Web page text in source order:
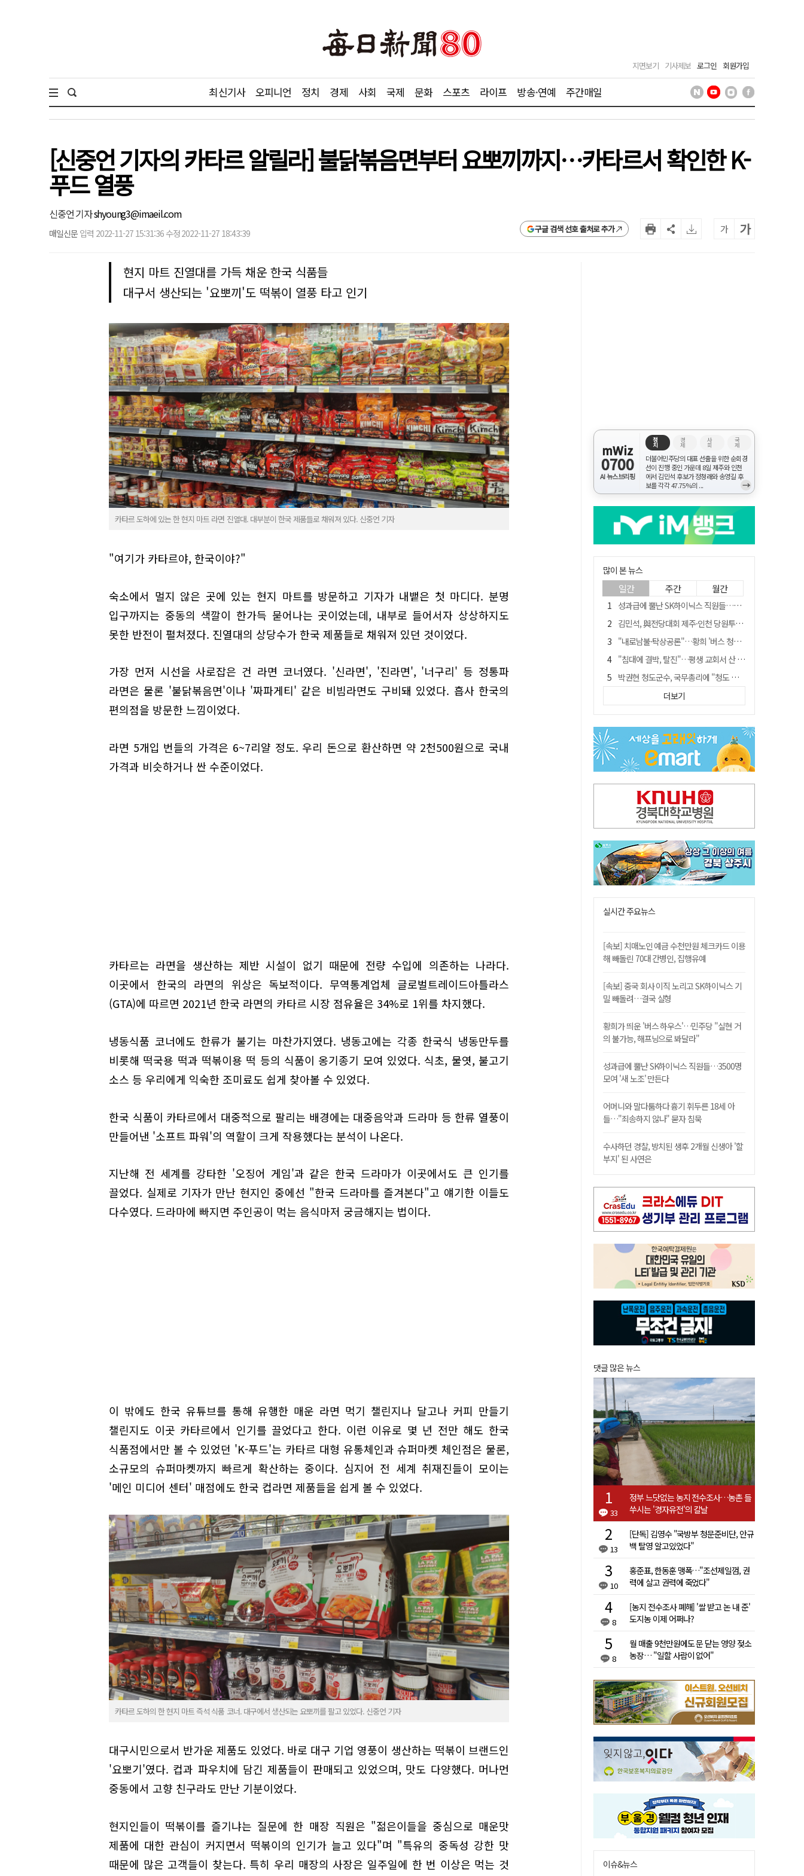
지면보기 기사제보 로그인 회원가입
최신기사 오피니언 정치 경제 사회 국제 문화 스포츠 라이프 방송·연예 주간매일
[신중언 기자의 카타르 알릴라] 불닭볶음면부터 요뽀끼까지…카타르서 확인한 K-
푸드 열풍
신중언 기자shyoung3@imaeil.com
매일신문 입력 2022-11-27 15:31:36 수정 2022-11-27 18:43:39 구글 검색 선호 출처로 추가 가 가
현지 마트 진열대를 가득 채운 한국 식품들
대구서 생산되는 '요뽀끼'도 떡볶이 열풍 타고 인기
카타르 도하에 있는 한 현지 마트 라면 진열대. 대부분이 한국 제품들로 채워져 있다. 신중언 기자
"여기가 카타르야, 한국이야?"
숙소에서 멀지 않은 곳에 있는 현지 마트를 방문하고 기자가 내뱉은 첫 마디다. 분명
입구까지는 중동의 색깔이 한가득 묻어나는 곳이었는데, 내부로 들어서자 상상하지도
못한 반전이 펼쳐졌다. 진열대의 상당수가 한국 제품들로 채워져 있던 것이었다.
가장 먼저 시선을 사로잡은 건 라면 코너였다. '신라면', '진라면', '너구리' 등 정통파
라면은 물론 '불닭볶음면'이나 '짜파게티' 같은 비빔라면도 구비돼 있었다. 흡사 한국의
편의점을 방문한 느낌이었다.
라면 5개입 번들의 가격은 6~7리얄 정도. 우리 돈으로 환산하면 약 2천500원으로 국내
가격과 비슷하거나 싼 수준이었다.
카타르는 라면을 생산하는 제반 시설이 없기 때문에 전량 수입에 의존하는 나라다.
이곳에서 한국의 라면의 위상은 독보적이다. 무역통계업체 글로벌트레이드아틀라스
(GTA)에 따르면 2021년 한국 라면의 카타르 시장 점유율은 34%로 1위를 차지했다.
냉동식품 코너에도 한류가 불기는 마찬가지였다. 냉동고에는 각종 한국식 냉동만두를
비롯해 떡국용 떡과 떡볶이용 떡 등의 식품이 옹기종기 모여 있었다. 식초, 물엿, 불고기
소스 등 우리에게 익숙한 조미료도 쉽게 찾아볼 수 있었다.
한국 식품이 카타르에서 대중적으로 팔리는 배경에는 대중음악과 드라마 등 한류 열풍이
만들어낸 '소프트 파워'의 역할이 크게 작용했다는 분석이 나온다.
지난해 전 세계를 강타한 '오징어 게임'과 같은 한국 드라마가 이곳에서도 큰 인기를
끌었다. 실제로 기자가 만난 현지인 중에선 "한국 드라마를 즐겨본다"고 얘기한 이들도
다수였다. 드라마에 빠지면 주인공이 먹는 음식마저 궁금해지는 법이다.
이 밖에도 한국 유튜브를 통해 유행한 매운 라면 먹기 챌린지나 달고나 커피 만들기
챌린지도 이곳 카타르에서 인기를 끌었다고 한다. 이런 이유로 몇 년 전만 해도 한국
식품점에서만 볼 수 있었던 'K-푸드'는 카타르 대형 유통체인과 슈퍼마켓 체인점은 물론,
소규모의 슈퍼마켓까지 빠르게 확산하는 중이다. 심지어 전 세계 취재진들이 모이는
'메인 미디어 센터' 매점에도 한국 컵라면 제품들을 쉽게 볼 수 있었다.
카타르 도하의 한 현지 마트 즉석 식품 코너. 대구에서 생산되는 요뽀끼를 팔고 있었다. 신중언 기자
대구시민으로서 반가운 제품도 있었다. 바로 대구 기업 영풍이 생산하는 떡볶이 브랜드인
'요뽀기'였다. 컵과 파우치에 담긴 제품들이 판매되고 있었으며, 맛도 다양했다. 머나먼
중동에서 고향 친구라도 만난 기분이었다.
현지인들이 떡볶이를 즐기냐는 질문에 한 매장 직원은 "젊은이들을 중심으로 매운맛
제품에 대한 관심이 커지면서 떡볶이의 인기가 늘고 있다"며 "특유의 중독성 강한 맛
때문에 많은 고객들이 찾는다. 특히 우리 매장의 사장은 일주일에 한 번 이상은 먹는 것
mWiz
0700
AI 뉴스브리핑
정
치
경
제
사
회
국
제
더불어민주당의 대표 선출을 위한 순회경
선이 진행 중인 가운데 8일 제주와 인천
에서 김민석 후보가 정청래와 송영길 후
보를 각각 47.75%의 ...
→
많이 본 뉴스
일간 주간 월간
성과급에 뿔난 SK하이닉스 직원들…3500명 모여 '새 노조' 만든다
김민석, 與전당대회 제주·인천 당원투표서 승리…누적 득표는 '초박빙'
"내로남불·탁상공론"…황희 '버스 청년주택' 제안에 與 내부서도 쓴소리
"침대에 결박, 탈진"…평생 교회서 산 11세 남아, 병원 이송 끝 숨져
박권현 청도군수, 국무총리에 "청도 물 공급 최대 3만t 늘려달라"
예안향교 대성전, '국가지정 보물로 지정'
李대통령 "결혼 페널티 개선"에…장동혁 "그 페널티 만든 게 이 정권"
트럼프 만난 손현보 목사…"현재 자유대한민국 여러 면에서 어려움"
"아버지 외출한 사이"…흉기로 40대母 살해한 고교 자퇴생, 구속 기로에
더보기
실시간 주요뉴스
[속보] 치매노인 예금 수천만원 체크카드 이용
해 빼돌린 70대 간병인, 집행유예
[속보] 중국 회사 이직 노리고 SK하이닉스 기
밀 빼돌려…결국 실형
황희가 띄운 '버스 하우스'…민주당 "실현 거
의 불가능, 해프닝으로 봐달라"
성과급에 뿔난 SK하이닉스 직원들…3500명
모여 '새 노조' 만든다
어머니와 말다툼하다 흉기 휘두른 18세 아
들…"죄송하지 않나" 묻자 침묵
수사하던 경찰, 방치된 생후 2개월 신생아 '할
부지' 된 사연은
댓글 많은 뉴스
33
정부 느닷없는 농지 전수조사…농촌 들
쑤시는 '경자유전'의 칼날
13
[단독] 김영수 "국방부 청문준비단, 안규
백 탈영 알고있었다"
10
홍준표, 한동훈 맹폭…"조선제일껌, 권
력에 살고 권력에 죽었다"
8
[농지 전수조사 폐해] '쌀 받고 논 내 준'
도지농 이제 어쩌나?
8
월 매출 9천만원에도 문 닫는 영양 젖소
농장… "일할 사람이 없어"
이슈&뉴스